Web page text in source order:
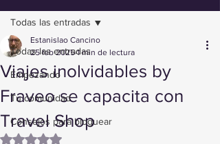
Todas las entradas
Empezando
Tu comunidad
Consejos para bloguear
Todas las entradas
Viajes inolvidables by
Fraveo se capacita con
Travel Shop
Estanislao Cancino
25 feb 2025 1 min de lectura
Obtuvo NaN de 5 estrellas.